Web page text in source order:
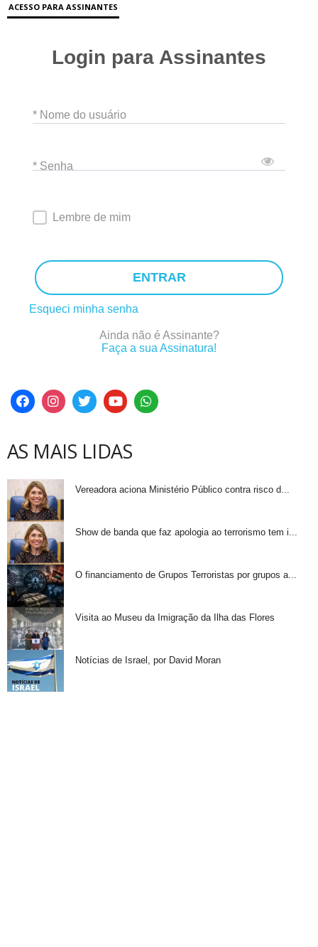
ACESSO PARA ASSINANTES
Login para Assinantes
* Nome do usuário
* Senha
Lembre de mim
ENTRAR
Esqueci minha senha
Ainda não é Assinante?
Faça a sua Assinatura!
AS MAIS LIDAS
Vereadora aciona Ministério Público contra risco d...
Show de banda que faz apologia ao terrorismo tem i...
O financiamento de Grupos Terroristas por grupos a...
Visita ao Museu da Imigração da Ilha das Flores
Notícias de Israel, por David Moran